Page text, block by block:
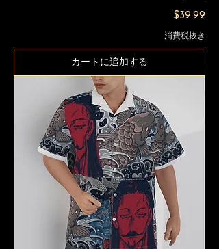
価格
$39.99
消費税抜き
カートに追加する